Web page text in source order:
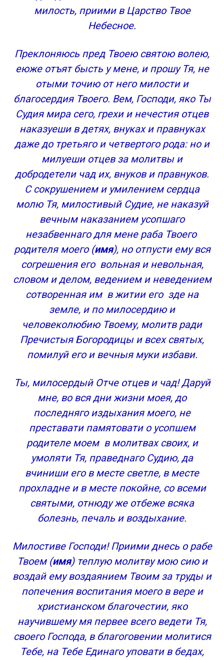
милость, приими в Царство Твое
Небесное.
Преклоняюсь пред Твоею святою волею,
еюже отъят бысть у мене, и прошу Тя, не
отыми точию от него милости и
благосердия Твоего. Вем, Господи, яко Ты
Судия мира сего, грехи и нечестия отцев
наказуеши в детях, внуках и правнуках
даже до третьяго и четвертого рода: но и
милуеши отцев за молитвы и
добродетели чад их, внуков и правнуков.
С сокрушением и умилением сердца
молю Тя, милостивый Судие, не наказуй
вечным наказанием усопшаго
незабвеннаго для мене раба Твоего
родителя моего (имя), но отпусти ему вся
согрешения его вольная и невольная,
словом и делом, ведением и неведением
сотворенная им в житии его зде на
земле, и по милосердию и
человеколюбию Твоему, молитв ради
Пречистыя Богородицы и всех святых,
помилуй его и вечныя муки избави.
Ты, милосердый Отче отцев и чад! Даруй
мне, во вся дни жизни моея, до
последняго издыхания моего, не
преставати памятовати о усопшем
родителе моем в молитвах своих, и
умоляти Тя, праведнаго Судию, да
вчиниши его в месте светле, в месте
прохладне и в месте покойне, со всеми
святыми, отнюду же отбеже всяка
болезнь, печаль и воздыхание.
Милостиве Господи! Приими днесь о рабе
Твоем (имя) теплую молитву мою сию и
воздай ему воздаянием Твоим за труды и
попечения воспитания моего в вере и
христианском благочестии, яко
научившему мя первее всего ведети Тя,
своего Господа, в благоговении молитися
Тебе, на Тебе Единаго уповати в бедах,